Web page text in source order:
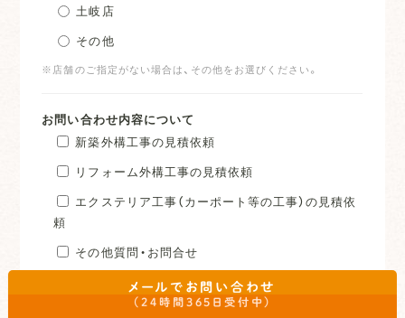
メールでお問い合わせ
（24時間365日受付中）
土岐店
その他
※店舗のご指定がない場合は、その他をお選びください。
お問い合わせ内容について
新築外構工事の見積依頼
リフォーム外構工事の見積依頼
エクステリア工事（カーポート等の工事）の見積依
頼
その他質問・お問合せ
※その他質問・お問合せ事項の詳細は下記の「お問い合わせ内容」
の箇所にご記入下さい。